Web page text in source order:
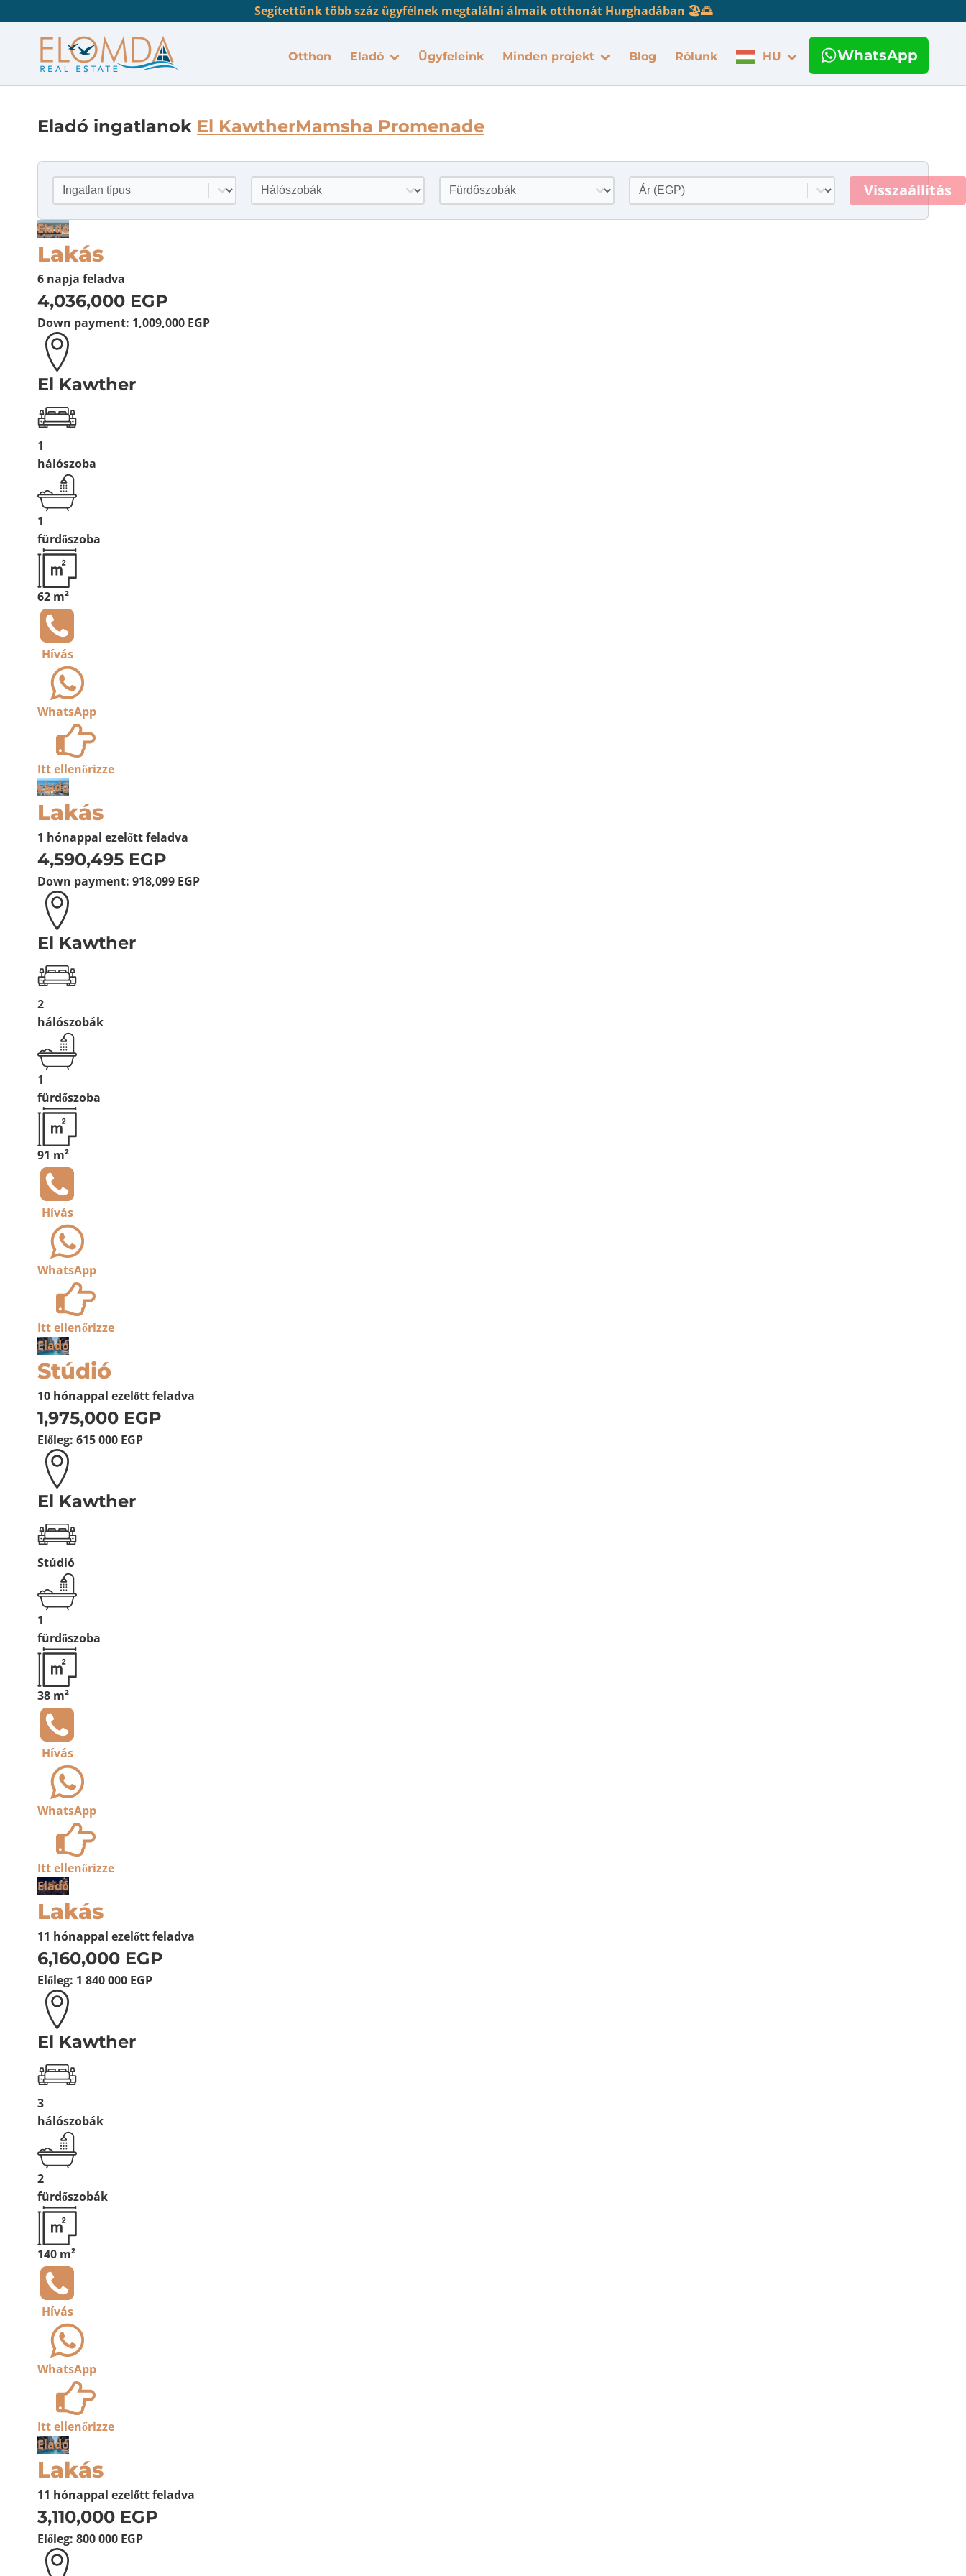
Segítettünk több száz ügyfélnek megtalálni álmaik otthonát Hurghadában 🏖️🌅
Otthon Eladó Ügyfeleink Minden projekt Blog Rólunk HU WhatsApp
Eladó ingatlanok El KawtherMamsha Promenade
Ingatlan típus
Tartalom kiválasztása Hálószobák
Tartalom kiválasztása Fürdőszobák
Tartalom kiválasztása Ár
Tartalom kiválasztása Visszaállítás
Eladó
Lakás
6 napja feladva
4,036,000 EGP
Down payment: 1,009,000 EGP
El Kawther
1
hálószoba
1
fürdőszoba
62 m²
Hívás
WhatsApp
Itt ellenőrizze
Eladó
Lakás
1 hónappal ezelőttfeladva
4,590,495 EGP
Down payment: 918,099 EGP
El Kawther
2
hálószobák
1
fürdőszoba
91 m²
Hívás
WhatsApp
Itt ellenőrizze
Eladó
Stúdió
10 hónappal ezelőttfeladva
1,975,000 EGP
Előleg: 615 000 EGP
El Kawther
Stúdió
1
fürdőszoba
38 m²
Hívás
WhatsApp
Itt ellenőrizze
Eladó
Lakás
11 hónappal ezelőttfeladva
6,160,000 EGP
Előleg: 1 840 000 EGP
El Kawther
3
hálószobák
2
fürdőszobák
140 m²
Hívás
WhatsApp
Itt ellenőrizze
Eladó
Lakás
11 hónappal ezelőttfeladva
3,110,000 EGP
Előleg: 800 000 EGP